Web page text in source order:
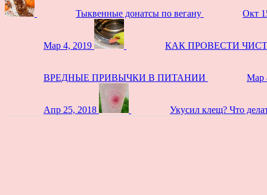
Тыквенные донатсы по вегану Окт
Мар 4, 2019 КАК ПРОВЕСТИ
ВРЕДНЫЕ ПРИВЫЧКИ В ПИТАНИИ Мар
Апр 25, 2018 Укусил клещ? Что